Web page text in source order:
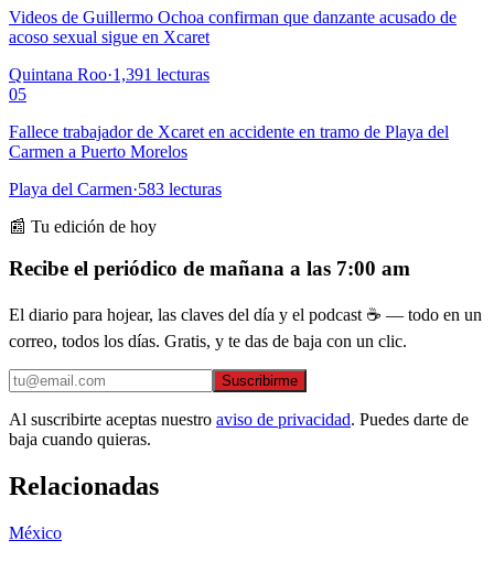
Videos de Guillermo Ochoa confirman que danzante acusado de
acoso sexual sigue en Xcaret
Quintana Roo·1,391 lecturas
05
Fallece trabajador de Xcaret en accidente en tramo de Playa del
Carmen a Puerto Morelos
Playa del Carmen·583 lecturas
📰 Tu edición de hoy
Recibe el periódico de mañana a las 7:00 am
El diario para hojear, las claves del día y el podcast ☕ — todo en un
correo, todos los días. Gratis, y te das de baja con un clic.
Suscribirme
Al suscribirte aceptas nuestro aviso de privacidad. Puedes darte de
baja cuando quieras.
Relacionadas
México